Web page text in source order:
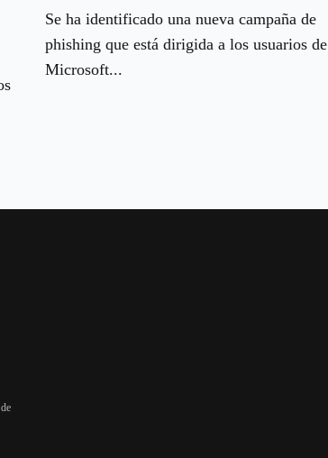
Se ha identificado una nueva campaña de
phishing que está dirigida a los usuarios de
Microsoft...